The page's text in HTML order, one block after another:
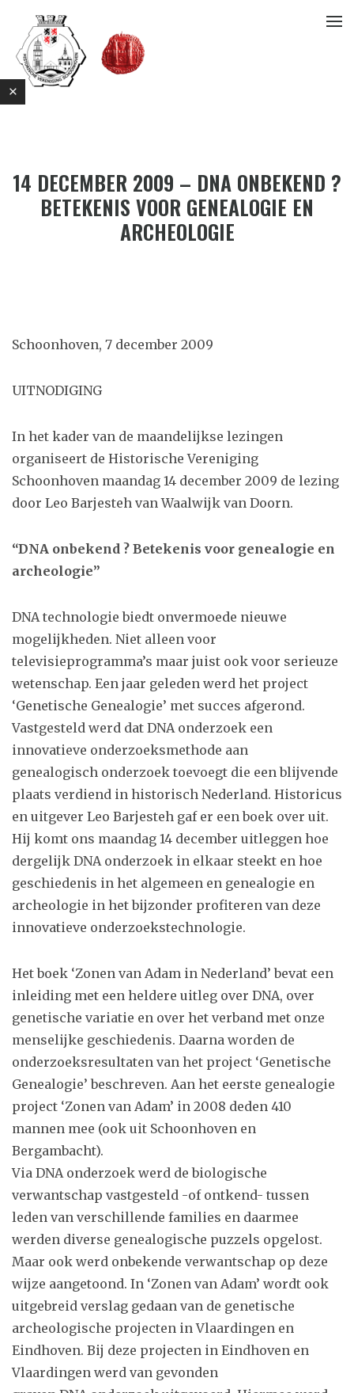
14 DECEMBER 2009 – DNA ONBEKEND ?
BETEKENIS VOOR GENEALOGIE EN
ARCHEOLOGIE
Schoonhoven, 7 december 2009
UITNODIGING
In het kader van de maandelijkse lezingen
organiseert de Historische Vereniging
Schoonhoven maandag 14 december 2009 de lezing
door Leo Barjesteh van Waalwijk van Doorn.
“DNA onbekend ? Betekenis voor genealogie en
archeologie”
DNA technologie biedt onvermoede nieuwe
mogelijkheden. Niet alleen voor
televisieprogramma’s maar juist ook voor serieuze
wetenschap. Een jaar geleden werd het project
‘Genetische Genealogie’ met succes afgerond.
Vastgesteld werd dat DNA onderzoek een
innovatieve onderzoeksmethode aan
genealogisch onderzoek toevoegt die een blijvende
plaats verdiend in historisch Nederland. Historicus
en uitgever Leo Barjesteh gaf er een boek over uit.
Hij komt ons maandag 14 december uitleggen hoe
dergelijk DNA onderzoek in elkaar steekt en hoe
geschiedenis in het algemeen en genealogie en
archeologie in het bijzonder profiteren van deze
innovatieve onderzoekstechnologie.
Het boek ‘Zonen van Adam in Nederland’ bevat een
inleiding met een heldere uitleg over DNA, over
genetische variatie en over het verband met onze
menselijke geschiedenis. Daarna worden de
onderzoeksresultaten van het project ‘Genetische
Genealogie’ beschreven. Aan het eerste genealogie
project ‘Zonen van Adam’ in 2008 deden 410
mannen mee (ook uit Schoonhoven en
Bergambacht).
Via DNA onderzoek werd de biologische
verwantschap vastgesteld -of ontkend- tussen
leden van verschillende families en daarmee
werden diverse genealogische puzzels opgelost.
Maar ook werd onbekende verwantschap op deze
wijze aangetoond. In ‘Zonen van Adam’ wordt ook
uitgebreid verslag gedaan van de genetische
archeologische projecten in Vlaardingen en
Eindhoven. Bij deze projecten in Eindhoven en
Vlaardingen werd van gevonden